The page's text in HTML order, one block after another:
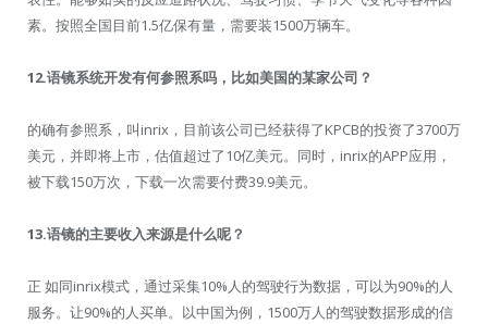
素。按照全国目前1.5亿保有量，需要装1500万辆车。
12.语镜系统开发有何参照系吗，比如美国的某家公司？
的确有参照系，叫inrix，目前该公司已经获得了KPCB的投资了3700万
美元，并即将上市，估值超过了10亿美元。同时，inrix的APP应用，
被下载150万次，下载一次需要付费39.9美元。
13.语镜的主要收入来源是什么呢？
正 如同inrix模式，通过采集10%人的驾驶行为数据，可以为90%的人
服务。让90%的人买单。以中国为例，1500万人的驾驶数据形成的信